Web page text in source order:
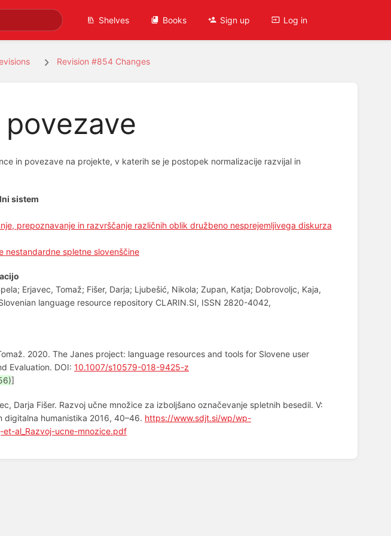
Shelves Books Sign up Log in
Revision #854 Changes
in povezave na projekte, v katerih se je postopek normalizacije razvijal in
sistem
prepoznavanje in razvrščanje različnih oblik družbeno nesprejemljivega diskurza
nestandardne spletne slovenščine
Erjavec, Tomaž; Fišer, Darja; Ljubešić, Nikola; Zupan, Katja; Dobrovoljc, Kaja,
language resource repository CLARIN.SI, ISSN 2820-4042,
2020. The Janes project: language resources and tools for Slovene user
Evaluation. DOI: 10.1007/s10579-018-9425-z
]
Darja Fišer. Razvoj učne množice za izboljšano označevanje spletnih besedil. V:
humanistika 2016, 40–46. https://www.sdjt.si/wp/wp-
al_Razvoj-ucne-mnozice.pdf